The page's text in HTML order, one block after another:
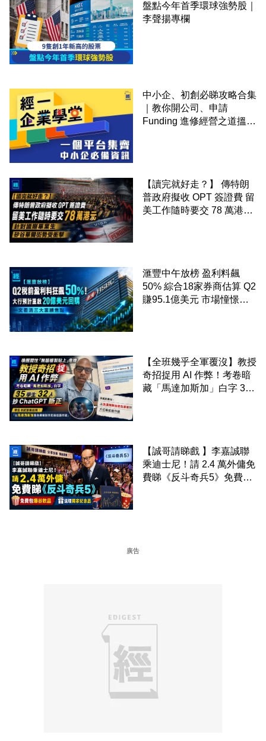
盤點今年首季環球強勢股｜
李聲揚專欄
中小企、初創必睇攻略合集
｜教你開公司、申請
Funding 進修經營之道搵大
【讀完就好走？】 傳特朗
普政府擬收 OPT 簽證費 留
美工作隨時要交 78 萬港元
滙豐中午放榜 盈利料飆
50% 綜合18家券商估算 Q2
賺95.1億美元 市場憧憬重
【全班幾乎全軍覆沒】教授
奇招捉用 AI 作弊！考卷暗
藏「馬達加斯加」白字 35
【誠哥請睇戲 】李嘉誠聯
乘迪士尼！請 2.4 萬外傭免
費睇《反斗奇兵5》免費包
廣告